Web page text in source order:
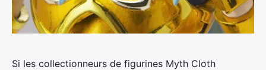
Si les collectionneurs de figurines Myth Cloth